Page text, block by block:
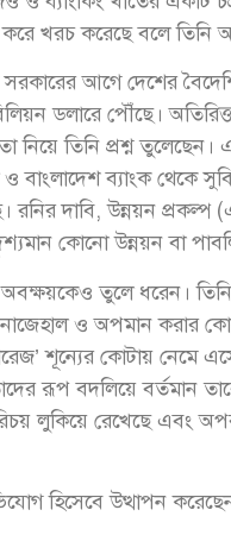
খরচ করেছে বলে তিনি
সরকারের আগে দেশের
ডলারে পৌঁছে।
তিনি প্রশ্ন
ব্যাংক থেকে
রনির দাবি, উন্নয়ন
কোনো উন্নয়ন বা
তুলে ধরেন।
নাজেহাল ও অপমান
শূন্যের কোটায় নেমে
রূপ বদলিয়ে বর্তমান
লুকিয়ে রেখেছে এবং
হিসেবে উত্থাপন